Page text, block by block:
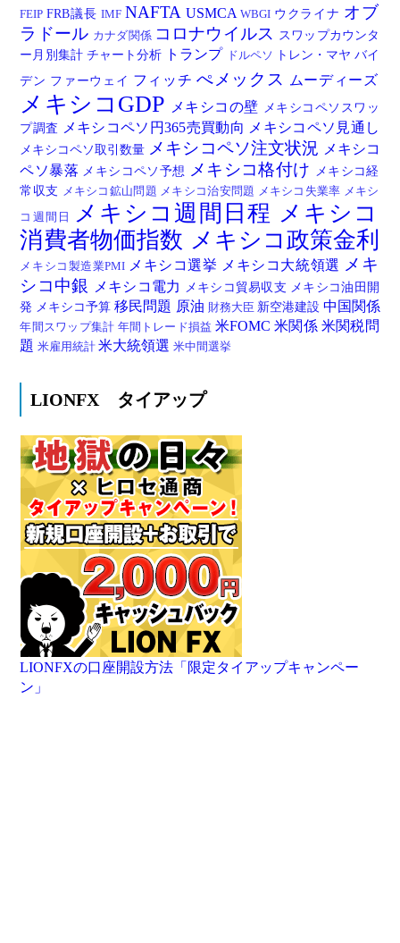
FEIPFRB議長IMF NAFTA USMCAWBGI ウクライナ オブ
ラドール カナダ関係 コロナウイルス スワップカウンタ
ー月別集計 チャート分析 トランプ ドルペソ トレン・マヤバイ
デン ファーウェイ フィッチぺメックス ムーディーズ
メキシコGDP メキシコの壁 メキシコペソスワッ
プ調査
メキシコペソ円365売買動向 メキシコペソ見通し
メキシコペソ取引数量 メキシコペソ注文状況 メキシコ
ペソ暴落 メキシコペソ予想 メキシコ格付け メキシコ経
常収支 メキシコ鉱山問題 メキシコ治安問題 メキシコ失業率 メキシ
コ週間日 メキシコ週間日程 メキシコ
消費者物価指数 メキシコ政策金利
メキシコ製造業PMI メキシコ選挙 メキシコ大統領選 メキ
シコ中銀
メキシコ電力 メキシコ貿易収支 メキシコ油田開
発 メキシコ予算移民問題 原油 財務大臣 新空港建設 中国関係
年間スワップ集計 年間トレード損益 米FOMC米関係 米関税問
題米雇用統計米大統領選米中間選挙
LIONFX タイアップ
LIONFXの口座開設方法「限定タイアップキャンペー
ン」